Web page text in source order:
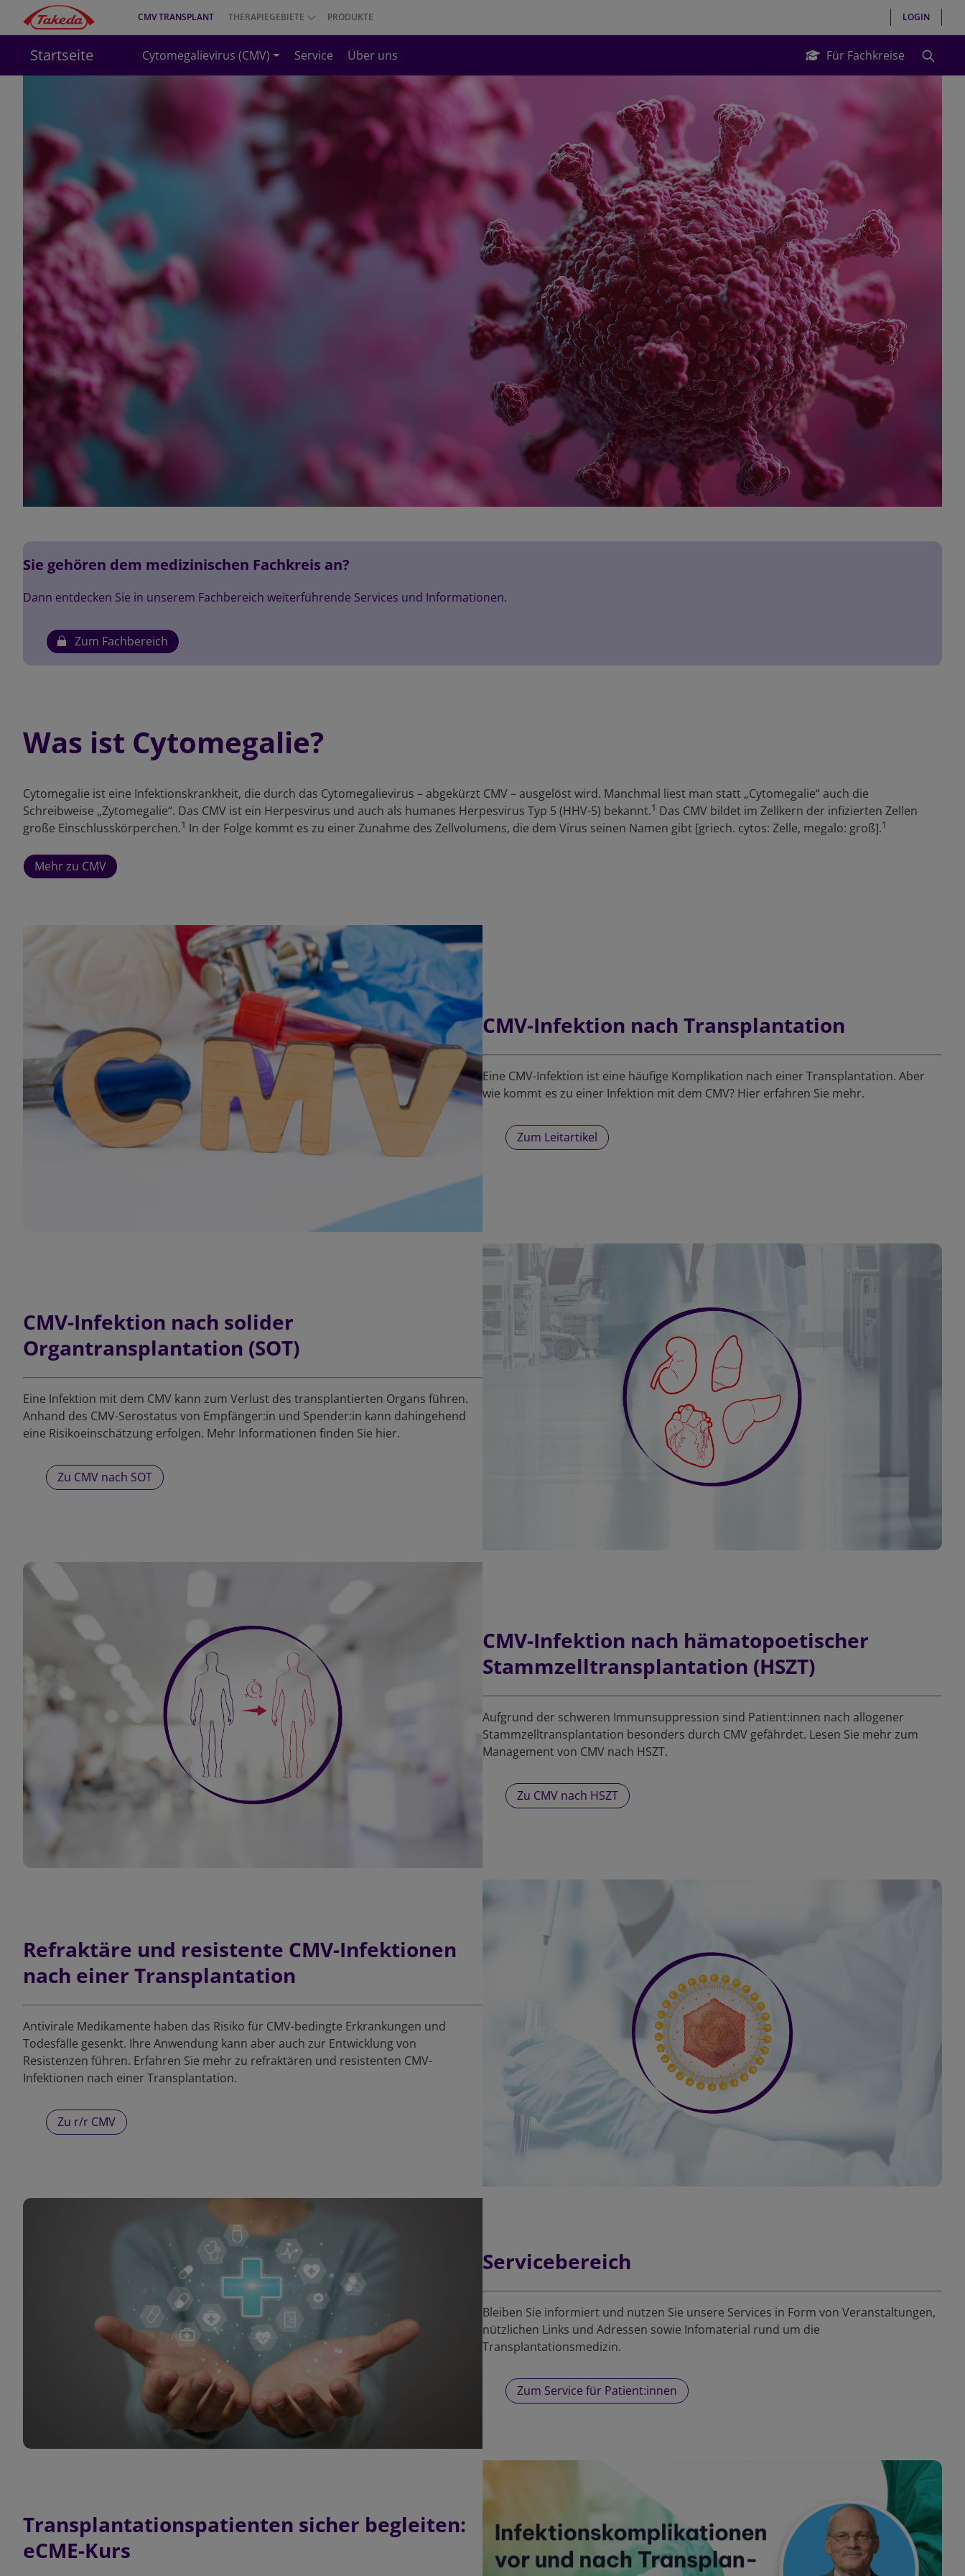
zum
Top
menu
CMV TRANSPLANT THERAPIEGEBIETE PRODUKTE LOGIN
Startseite Cytomegalievirus (CMV) Service Über uns Für Fachkreise
Sie gehören dem medizinischen Fachkreis an?
Dann entdecken Sie in unserem Fachbereich weiterführende Services und Informationen.
Zum Fachbereich
Was ist Cytomegalie?
Cytomegalie ist eine Infektionskrankheit, die durch das Cytomegalievirus – abgekürzt CMV – ausgelöst wird. Manchmal liest man statt „Cytomegalie“ auch die
Schreibweise „Zytomegalie“. Das CMV ist ein Herpesvirus und auch als humanes Herpesvirus Typ 5 (HHV-5) bekannt.1 Das CMV bildet im Zellkern der infizierten Zellen
große Einschlusskörperchen.1 In der Folge kommt es zu einer Zunahme des Zellvolumens, die dem Virus seinen Namen gibt [griech. cytos: Zelle, megalo: groß].1
Mehr zu CMV
CMV-Infektion nach Transplantation
Eine CMV-Infektion ist eine häufige Komplikation nach einer Transplantation. Aber
wie kommt es zu einer Infektion mit dem CMV? Hier erfahren Sie mehr.
Zum Leitartikel
CMV-Infektion nach solider
Organtransplantation (SOT)
Eine Infektion mit dem CMV kann zum Verlust des transplantierten Organs führen.
Anhand des CMV-Serostatus von Empfänger:in und Spender:in kann dahingehend
eine Risikoeinschätzung erfolgen. Mehr Informationen finden Sie hier.
Zu CMV nach SOT
CMV-Infektion nach hämatopoetischer
Stammzelltransplantation (HSZT)
Aufgrund der schweren Immunsuppression sind Patient:innen nach allogener
Stammzelltransplantation besonders durch CMV gefährdet. Lesen Sie mehr zum
Management von CMV nach HSZT.
Zu CMV nach HSZT
Refraktäre und resistente CMV-Infektionen
nach einer Transplantation
Antivirale Medikamente haben das Risiko für CMV-bedingte Erkrankungen und
Todesfälle gesenkt. Ihre Anwendung kann aber auch zur Entwicklung von
Resistenzen führen. Erfahren Sie mehr zu refraktären und resistenten CMV-
Infektionen nach einer Transplantation.
Zu r/r CMV
Servicebereich
Bleiben Sie informiert und nutzen Sie unsere Services in Form von Veranstaltungen,
nützlichen Links und Adressen sowie Infomaterial rund um die
Transplantationsmedizin.
Zum Service für Patient:innen
Transplantationspatienten sicher begleiten:
eCME-Kurs